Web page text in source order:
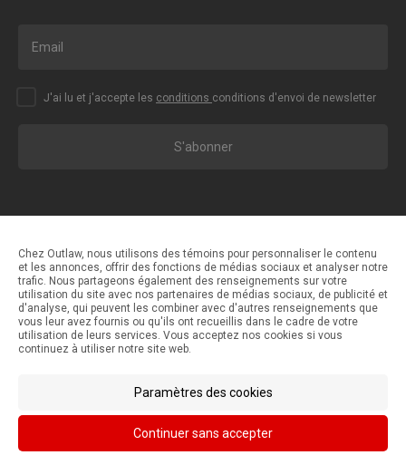
S'abonner
J'ai lu et j'accepte les conditions conditions d'envoi de newsletter
Méthodes de paiement
Méthodes d'expédition
© Outlaw Parts 2024. Tous droits réservés.
Chez Outlaw, nous utilisons des témoins pour personnaliser le contenu
et les annonces, offrir des fonctions de médias sociaux et analyser notre
trafic. Nous partageons également des renseignements sur votre
utilisation du site avec nos partenaires de médias sociaux, de publicité et
d'analyse, qui peuvent les combiner avec d'autres renseignements que
vous leur avez fournis ou qu'ils ont recueillis dans le cadre de votre
utilisation de leurs services. Vous acceptez nos cookies si vous
continuez à utiliser notre site web.
Paramètres des cookies
Continuer sans accepter